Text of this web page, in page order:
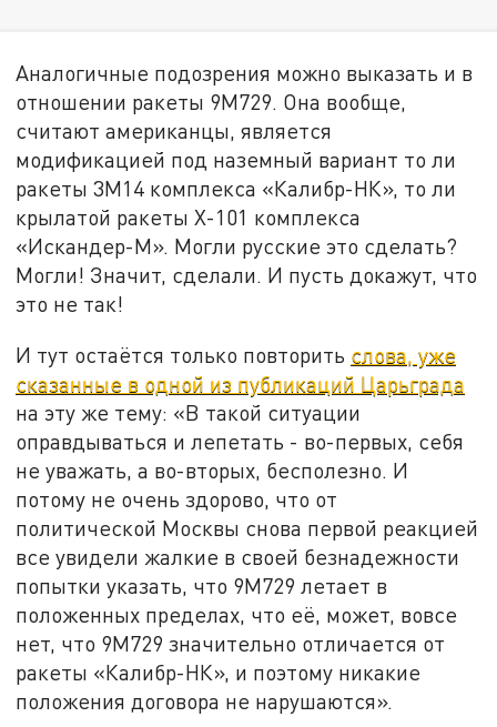
Аналогичные подозрения можно выказать и в
отношении ракеты 9М729. Она вообще,
считают американцы, является
модификацией под наземный вариант то ли
ракеты 3М14 комплекса «Калибр-НК», то ли
крылатой ракеты Х-101 комплекса
«Искандер-М». Могли русские это сделать?
Могли! Значит, сделали. И пусть докажут, что
это не так!
И тут остаётся только повторить слова, уже
сказанные в одной из публикаций Царьграда
на эту же тему: «В такой ситуации
оправдываться и лепетать - во-первых, себя
не уважать, а во-вторых, бесполезно. И
потому не очень здорово, что от
политической Москвы снова первой реакцией
все увидели жалкие в своей безнадежности
попытки указать, что 9М729 летает в
положенных пределах, что её, может, вовсе
нет, что 9М729 значительно отличается от
ракеты «Калибр-НК», и поэтому никакие
положения договора не нарушаются».